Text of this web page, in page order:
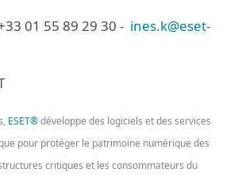
01 55 89 29 30 - ines.k@eset-
ESET®développe des logiciels et des services
pour protéger le patrimoine numérique des
critiques et les consommateurs du